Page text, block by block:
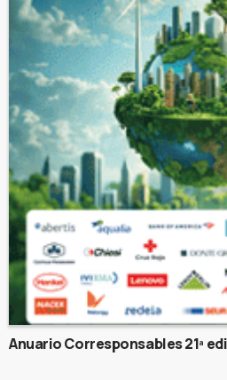
Anuario Corresponsables 21ª